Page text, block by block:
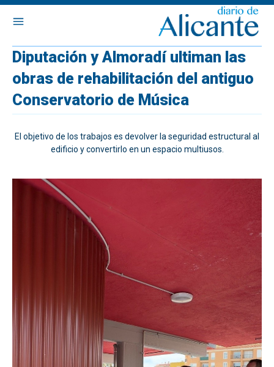
Diputación y Almoradí ultiman las
obras de rehabilitación del antiguo
Conservatorio de Música
El objetivo de los trabajos es devolver la seguridad estructural al
edificio y convertirlo en un espacio multiusos.